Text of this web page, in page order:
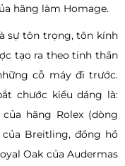
hãng làm Homage.
sự tôn trọng, tôn kính
tạo ra theo tinh thần
cỗ máy đi trước.
chước kiểu dáng là:
hãng Rolex (dòng
của Breitling, đồng hồ
Oak của Audermas